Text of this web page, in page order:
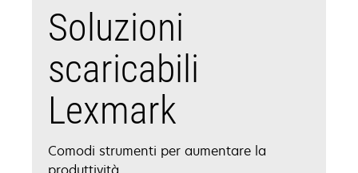
Soluzioni
scaricabili
Lexmark
Comodi strumenti per aumentare la